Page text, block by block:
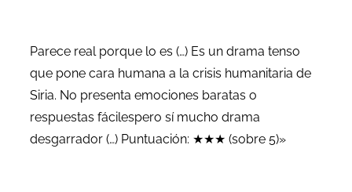
Parece real porque lo es (…) Es un drama tenso
que pone cara humana a la crisis humanitaria de
Siria. No presenta emociones baratas o
respuestas fácilespero sí mucho drama
desgarrador (…) Puntuación: ★★★ (sobre 5)»